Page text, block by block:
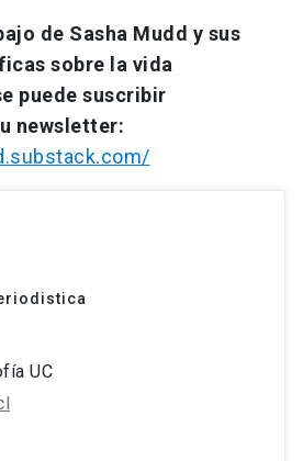
de Sasha Mudd y sus
sobre la vida
puede suscribir
newsletter:
UC